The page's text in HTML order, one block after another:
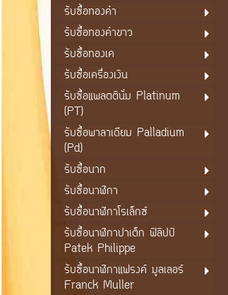
รับซื้อทองคำ
รับซื้อทองคำขาว
รับซื้อทองเค
รับซื้อเครื่องเงิน
รับซื้อแพลตตินั่ม Platinum
(PT)
รับซื้อพาลาเดียม Palladium
(Pd)
รับซื้อนาก
รับซื้อนาฬิกา
รับซื้อนาฬิกาโรเล็กซ์
รับซื้อนาฬิกาปาเต็ก ฟิลิปป์
Patek Philippe
รับซื้อนาฬิกาแฟรงค์ มูลเลอร์
Franck Muller